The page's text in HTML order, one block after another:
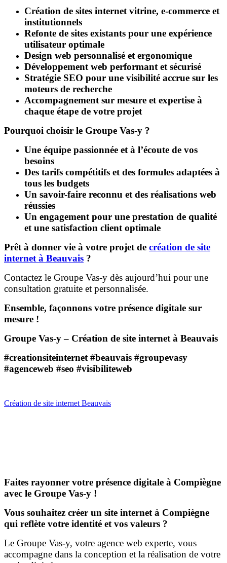
Création de sites internet vitrine, e-commerce et
institutionnels
Refonte de sites existants pour une expérience
utilisateur optimale
Design web personnalisé et ergonomique
Développement web performant et sécurisé
Stratégie SEO pour une visibilité accrue sur les
moteurs de recherche
Accompagnement sur mesure et expertise à
chaque étape de votre projet
Pourquoi choisir le Groupe Vas-y ?
Une équipe passionnée et à l’écoute de vos
besoins
Des tarifs compétitifs et des formules adaptées à
tous les budgets
Un savoir-faire reconnu et des réalisations web
réussies
Un engagement pour une prestation de qualité
et une satisfaction client optimale
Prêt à donner vie à votre projet de création de site
internet à Beauvais ?
Contactez le Groupe Vas-y dès aujourd’hui pour une
consultation gratuite et personnalisée.
Ensemble, façonnons votre présence digitale sur
mesure !
Groupe Vas-y – Création de site internet à Beauvais
#creationsiteinternet #beauvais #groupevasy
#agenceweb #seo #visibiliteweb
Création de site internet Beauvais
Faites rayonner votre présence digitale à Compiègne
avec le Groupe Vas-y !
Vous souhaitez créer un site internet à Compiègne
qui reflète votre identité et vos valeurs ?
Le Groupe Vas-y, votre agence web experte, vous
accompagne dans la conception et la réalisation de votre